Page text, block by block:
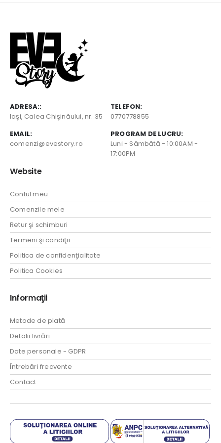
ADRESA::
Iaşi, Calea Chişinăului, nr. 35
TELEFON:
0770778855
EMAIL:
comenzi@evestory.ro
PROGRAM DE LUCRU:
Luni - Sâmbătă - 10:00AM -
17:00PM
Website
Contul meu
Comenzile mele
Retur şi schimburi
Termeni şi condiţii
Politica de confidenţialitate
Politica Cookies
Informaţii
Metode de plată
Detalii livrări
Date personale - GDPR
Întrebări frecvente
Contact